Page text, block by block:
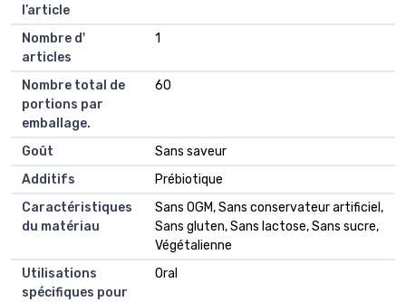
l’article
Nombre d'
articles
1
Nombre total de
portions par
emballage.
60
Goût
Sans saveur
Additifs
Prébiotique
Caractéristiques
du matériau
Sans OGM, Sans conservateur artificiel,
Sans gluten, Sans lactose, Sans sucre,
Végétalienne
Utilisations
spécifiques pour
Oral